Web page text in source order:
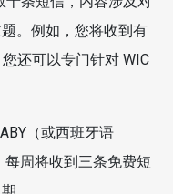
。例如，您将收到有
还可以专门针对 WIC
（或西班牙语
每周将收到三条免费短